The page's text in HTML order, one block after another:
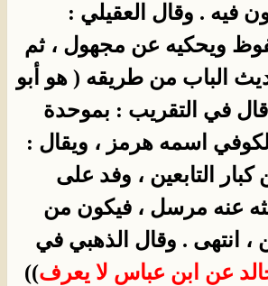
فيه . وقال العقيلي :
ويحكيه عن مجهول ، ثم
الباب من طريقه ( هو أبو
قال في التقريب : بموحدة
اسمه هرمز ، ويقال :
التابعين ، وفد على
عنه مرسل ، فيكون من
، انتهى . وقال الذهبي في
عن ابن عباس لا يعرف))